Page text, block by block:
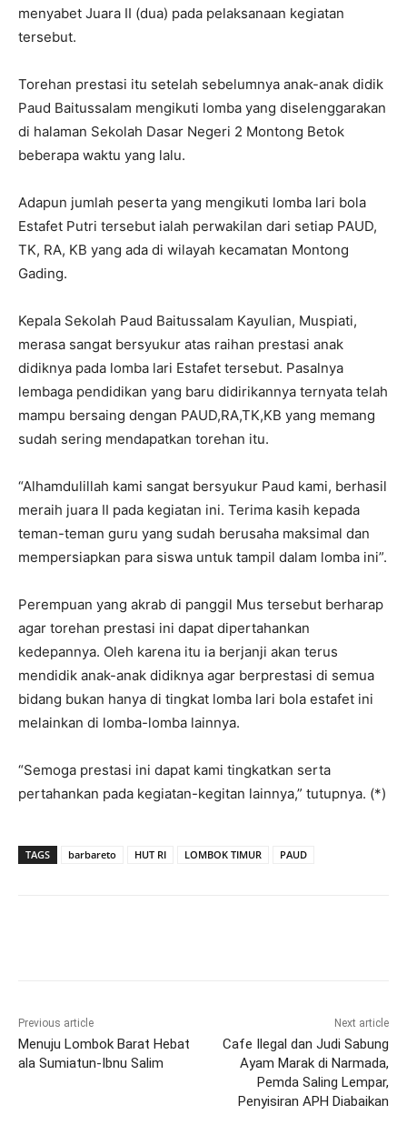
menyabet Juara II (dua) pada pelaksanaan kegiatan
tersebut.
Torehan prestasi itu setelah sebelumnya anak-anak didik
Paud Baitussalam mengikuti lomba yang diselenggarakan
di halaman Sekolah Dasar Negeri 2 Montong Betok
beberapa waktu yang lalu.
Adapun jumlah peserta yang mengikuti lomba lari bola
Estafet Putri tersebut ialah perwakilan dari setiap PAUD,
TK, RA, KB yang ada di wilayah kecamatan Montong
Gading.
Kepala Sekolah Paud Baitussalam Kayulian, Muspiati,
merasa sangat bersyukur atas raihan prestasi anak
didiknya pada lomba lari Estafet tersebut. Pasalnya
lembaga pendidikan yang baru didirikannya ternyata telah
mampu bersaing dengan PAUD,RA,TK,KB yang memang
sudah sering mendapatkan torehan itu.
“Alhamdulillah kami sangat bersyukur Paud kami, berhasil
meraih juara II pada kegiatan ini. Terima kasih kepada
teman-teman guru yang sudah berusaha maksimal dan
mempersiapkan para siswa untuk tampil dalam lomba ini”.
Perempuan yang akrab di panggil Mus tersebut berharap
agar torehan prestasi ini dapat dipertahankan
kedepannya. Oleh karena itu ia berjanji akan terus
mendidik anak-anak didiknya agar berprestasi di semua
bidang bukan hanya di tingkat lomba lari bola estafet ini
melainkan di lomba-lomba lainnya.
“Semoga prestasi ini dapat kami tingkatkan serta
pertahankan pada kegiatan-kegitan lainnya,” tutupnya. (*)
TAGS barbareto HUT RI LOMBOK TIMUR PAUD
Previous article
Menuju Lombok Barat Hebat
ala Sumiatun-Ibnu Salim
Next article
Cafe Ilegal dan Judi Sabung
Ayam Marak di Narmada,
Pemda Saling Lempar,
Penyisiran APH Diabaikan